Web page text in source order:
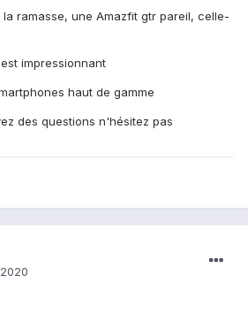
ramasse, une Amazfit gtr pareil, celle-
impressionnant
haut de gamme
des questions n'hésitez pas